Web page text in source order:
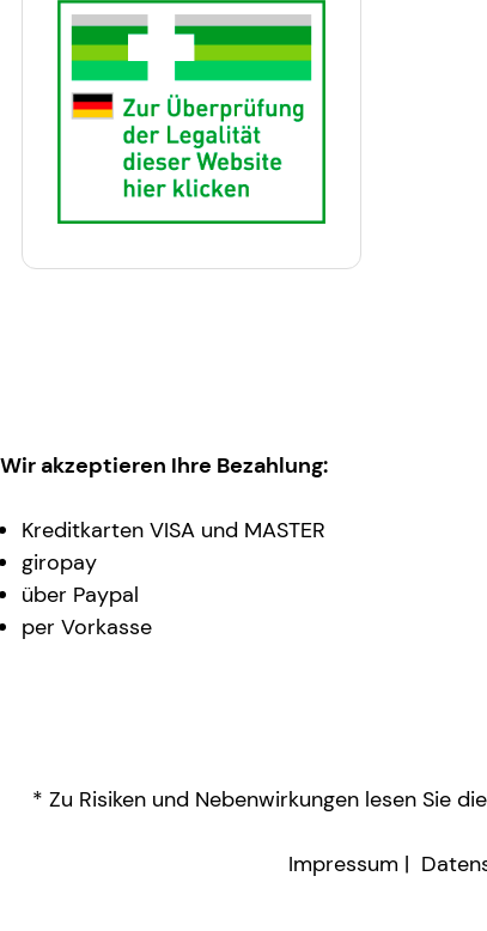
Wir akzeptieren Ihre Bezahlung:
Kreditkarten VISA und MASTER
giropay
über Paypal
per Vorkasse
* Zu Risiken und Nebenwirkungen lesen Sie
Impressum